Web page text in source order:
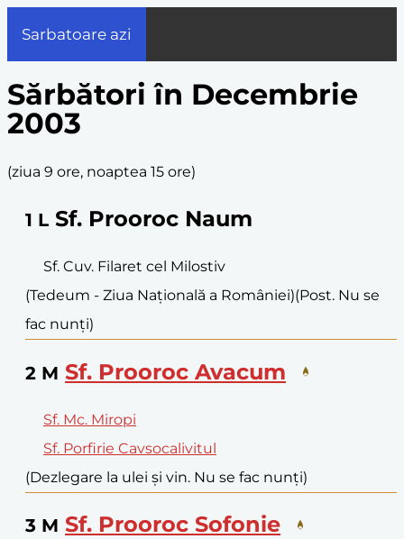
Sarbatoare azi
Sărbători în Decembrie
2003
(ziua 9 ore, noaptea 15 ore)
1 L Sf. Prooroc Naum
Sf. Cuv. Filaret cel Milostiv
(Tedeum - Ziua Națională a României)(Post. Nu se
fac nunți)
2 M Sf. Prooroc Avacum
Sf. Mc. Miropi
Sf. Porfirie Cavsocalivitul
(Dezlegare la ulei și vin. Nu se fac nunți)
3 M Sf. Prooroc Sofonie